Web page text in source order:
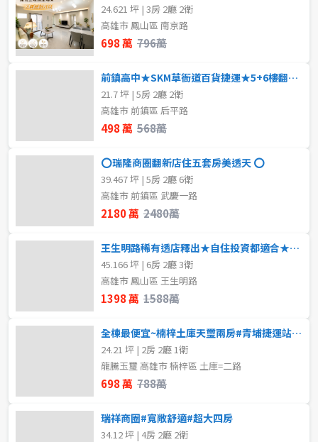
24.621 坪 | 3房 2廳 2衛
高雄市 鳳山區 南京路
698 萬 796萬
前鎮高中★SKM草衙道百貨捷運★5+6樓翻新美寓
21.7 坪 | 5房 2廳 2衛
高雄市 前鎮區 后平路
498 萬 568萬
⭕瑞隆商圈翻新店住五套房美透天 ⭕
39.467 坪 | 5房 2廳 6衛
高雄市 前鎮區 武慶一路
2180 萬 2480萬
王生明路稀有透店釋出★自住投資都適合★屋主惜售
45.166 坪 | 6房 2廳 3衛
高雄市 鳳山區 王生明路
1398 萬 1588萬
全棟最便宜~楠梓土庫天璽兩房#青埔捷運站#衛浴開窗
24.21 坪 | 2房 2廳 1衛
龍騰玉璽 高雄市 楠梓區 土庫=二路
698 萬 788萬
瑞祥商圈#寬敞舒適#超大四房
34.12 坪 | 4房 2廳 2衛